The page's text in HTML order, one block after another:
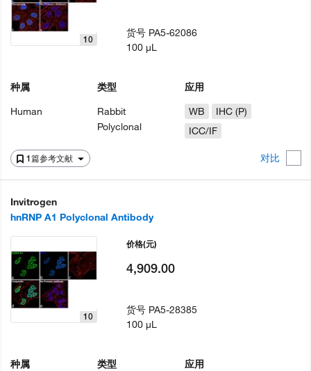
1篇参考文献 对比
10
种属
Human
类型
Rabbit
Polyclonal
应用
WB
IHC (P)
ICC/IF
货号 PA5-62086
100 µL
Invitrogen
hnRNP A1 Polyclonal Antibody
10
种属
类型
应用
价格(元)
4,909.00
货号 PA5-28385
100 µL